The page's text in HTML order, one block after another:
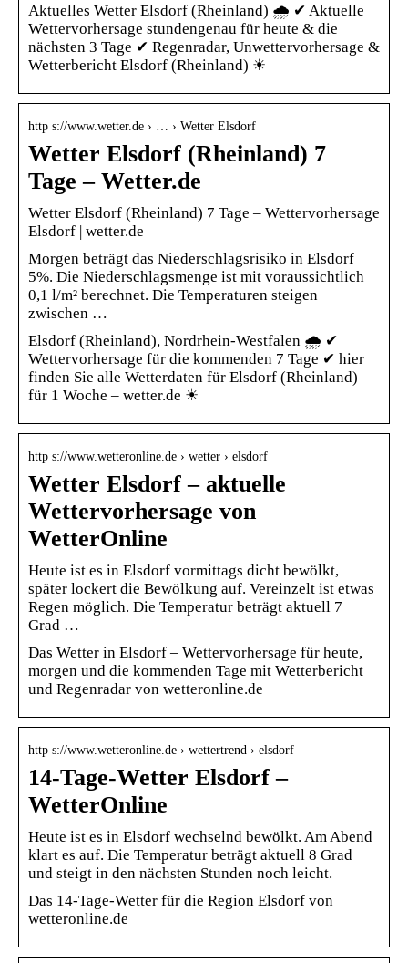
Aktuelles Wetter Elsdorf (Rheinland) 🌧️ ✔ Aktuelle
Wettervorhersage stundengenau für heute & die
nächsten 3 Tage ✔ Regenradar, Unwettervorhersage &
Wetterbericht Elsdorf (Rheinland) ☀
http s://www.wetter.de › … › Wetter Elsdorf
Wetter Elsdorf (Rheinland) 7
Tage – Wetter.de
Wetter Elsdorf (Rheinland) 7 Tage – Wettervorhersage
Elsdorf | wetter.de
Morgen beträgt das Niederschlagsrisiko in Elsdorf
5%. Die Niederschlagsmenge ist mit voraussichtlich
0,1 l/m² berechnet. Die Temperaturen steigen
zwischen …
Elsdorf (Rheinland), Nordrhein-Westfalen 🌧️ ✔
Wettervorhersage für die kommenden 7 Tage ✔ hier
finden Sie alle Wetterdaten für Elsdorf (Rheinland)
für 1 Woche – wetter.de ☀
http s://www.wetteronline.de › wetter › elsdorf
Wetter Elsdorf – aktuelle
Wettervorhersage von
WetterOnline
Heute ist es in Elsdorf vormittags dicht bewölkt,
später lockert die Bewölkung auf. Vereinzelt ist etwas
Regen möglich. Die Temperatur beträgt aktuell 7
Grad …
Das Wetter in Elsdorf – Wettervorhersage für heute,
morgen und die kommenden Tage mit Wetterbericht
und Regenradar von wetteronline.de
http s://www.wetteronline.de › wettertrend › elsdorf
14-Tage-Wetter Elsdorf –
WetterOnline
Heute ist es in Elsdorf wechselnd bewölkt. Am Abend
klart es auf. Die Temperatur beträgt aktuell 8 Grad
und steigt in den nächsten Stunden noch leicht.
Das 14-Tage-Wetter für die Region Elsdorf von
wetteronline.de